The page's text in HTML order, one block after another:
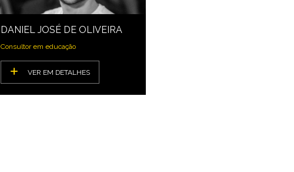
DANIEL JOSÉ DE OLIVEIRA
Consultor em educação
VER EM DETALHES